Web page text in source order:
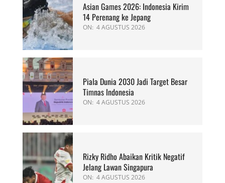
Asian Games 2026: Indonesia Kirim
14 Perenang ke Jepang
ON: 4 AGUSTUS 2026
Piala Dunia 2030 Jadi Target Besar
Timnas Indonesia
ON: 4 AGUSTUS 2026
Rizky Ridho Abaikan Kritik Negatif
Jelang Lawan Singapura
ON: 4 AGUSTUS 2026